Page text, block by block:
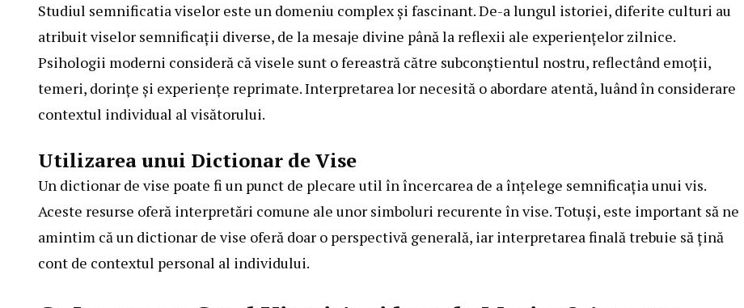
Studiul semnificatia viselor este un domeniu complex și fascinant. De-a lungul istoriei, diferite culturi au
atribuit viselor semnificații diverse, de la mesaje divine până la reflexii ale experiențelor zilnice.
Psihologii moderni consideră că visele sunt o fereastră către subconștientul nostru, reflectând emoții,
temeri, dorințe și experiențe reprimate. Interpretarea lor necesită o abordare atentă, luând în considerare
contextul individual al visătorului.
Utilizarea unui Dictionar de Vise
Un dictionar de vise poate fi un punct de plecare util în încercarea de a înțelege semnificația unui vis.
Aceste resurse oferă interpretări comune ale unor simboluri recurente în vise. Totuși, este important să ne
amintim că un dictionar de vise oferă doar o perspectivă generală, iar interpretarea finală trebuie să țină
cont de contextul personal al individului.